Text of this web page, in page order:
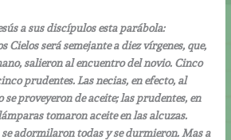
a sus discípulos esta parábola:
Cielos será semejante a diez vírgenes, que,
salieron al encuentro del novio. Cinco
prudentes. Las necias, en efecto, al
proveyeron de aceite; las prudentes, en
tomaron aceite en las alcuzas.
adormilaron todas y se durmieron. Mas a